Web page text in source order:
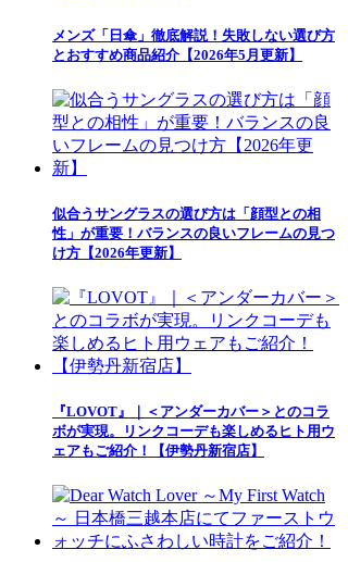
メンズ「日傘」徹底解説！失敗しない選び方
とおすすめ商品紹介【2026年5月更新】
似合うサングラスの選び方は「顔型との相
性」が重要！バランスの良いフレームの見つ
け方【2026年更新】
『LOVOT』｜＜アンダーカバー＞とのコラ
ボが実現。リンクコーデも楽しめるヒト用ウ
ェアもご紹介！【伊勢丹新宿店】